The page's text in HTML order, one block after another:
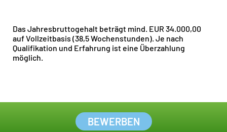
Das Jahresbruttogehalt beträgt mind. EUR 34.000,00
auf Vollzeitbasis (38,5 Wochenstunden). Je nach
Qualifikation und Erfahrung ist eine Überzahlung
möglich.
BEWERBEN